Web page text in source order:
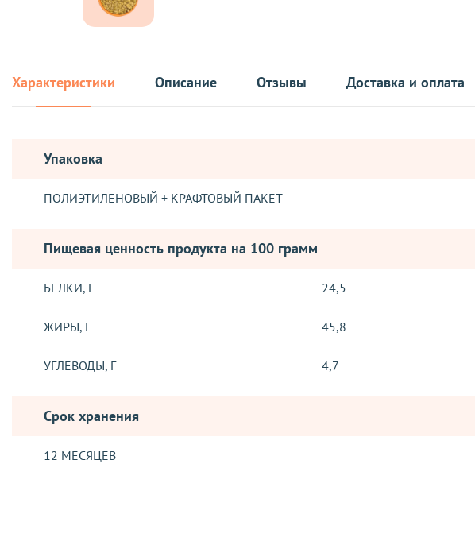
Характеристики Описание Отзывы Доставка и оплата
Упаковка
ПОЛИЭТИЛЕНОВЫЙ + КРАФТОВЫЙ ПАКЕТ
Пищевая ценность продукта на 100 грамм
БЕЛКИ, Г 24,5
ЖИРЫ, Г 45,8
УГЛЕВОДЫ, Г 4,7
Срок хранения
12 МЕСЯЦЕВ